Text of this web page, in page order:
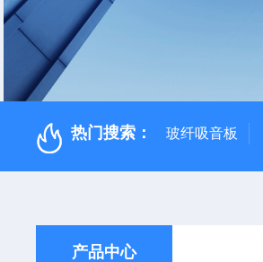
热门搜索： 玻纤吸音板
产品中心